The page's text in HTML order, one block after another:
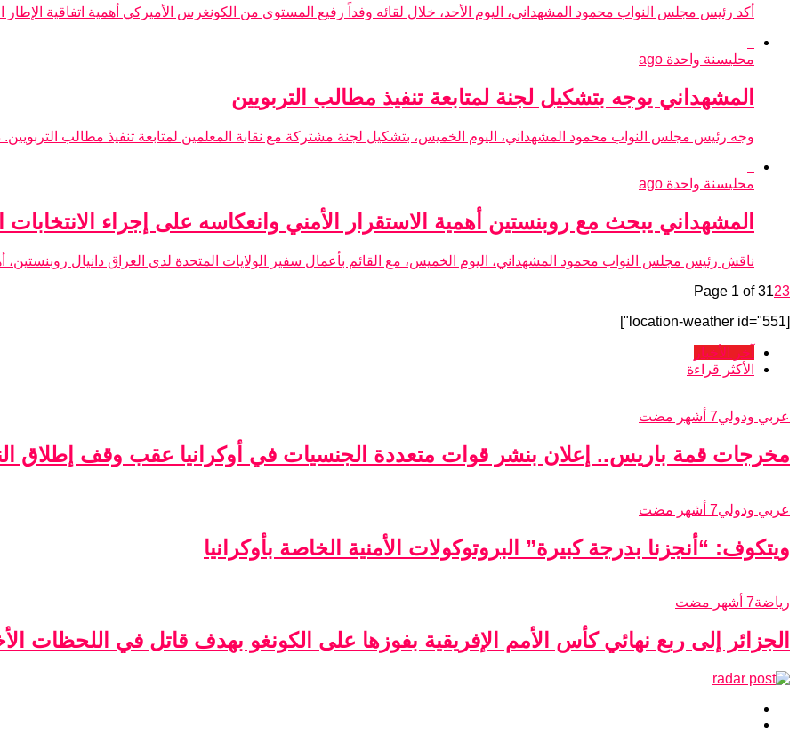
أكد رئيس مجلس النواب محمود المشهداني، اليوم الأحد، خلال لقائه وفداً رفيع المستوى من الكونغرس الأميركي أهمية اتفاقية الإطار
محليسنة واحدة ago
المشهداني يوجه بتشكيل لجنة لمتابعة تنفيذ مطالب التربويين
وجه رئيس مجلس النواب محمود المشهداني، اليوم الخميس، بتشكيل لجنة مشتركة مع نقابة المعلمين لمتابعة تنفيذ مطالب
محليسنة واحدة ago
المشهداني يبحث مع روبنستين أهمية الاستقرار الأمني وانعكاسه على إجراء الانتخابات
ناقش رئيس مجلس النواب محمود المشهداني، اليوم الخميس، مع القائم بأعمال سفير الولايات المتحدة لدى العراق دانيال روبنستين،
Page 1 of 3123
[location-weather id="551"]
آخر الأخبار
الأكثر قراءة
عربي ودولي7 أشهر مضت
مخرجات قمة باريس.. إعلان بنشر قوات متعددة الجنسيات في أوكرانيا عقب وقف إطلاق
عربي ودولي7 أشهر مضت
ويتكوف: “أنجزنا بدرجة كبيرة” البروتوكولات الأمنية الخاصة بأوكرانيا
رياضة7 أشهر مضت
الجزائر إلى ربع نهائي كأس الأمم الإفريقية بفوزها على الكونغو بهدف قاتل في اللحظات